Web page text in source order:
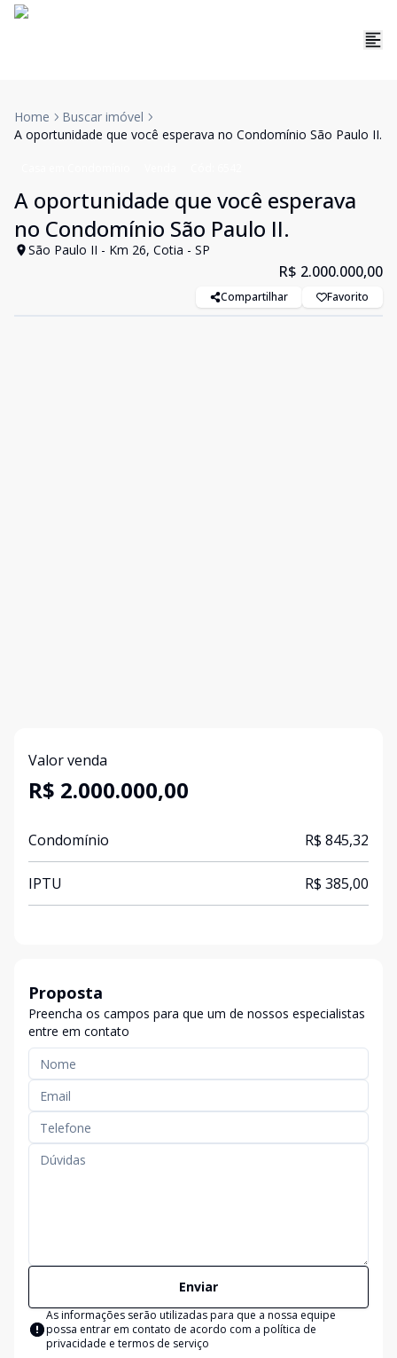
Home
Buscar imóvel
A oportunidade que você esperava no Condomínio São Paulo II.
A oportunidade que você esperava
no Condomínio São Paulo II.
São Paulo II - Km 26, Cotia - SP
R$ 2.000.000,00
Compartilhar Favorito
Valor venda
R$ 2.000.000,00
Condomínio R$ 845,32
IPTU R$ 385,00
Proposta
Preencha os campos para que um de nossos especialistas
entre em contato
Enviar
As informações serão utilizadas para que a nossa equipe
possa entrar em contato de acordo com a política de
privacidade e termos de serviço